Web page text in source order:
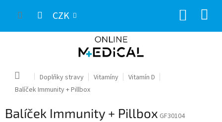
CZK
Domů Doplňky stravy Vitamíny
Vitamín D
Balíček Immunity + Pillbox
Balíček Immunity + Pillbox GF30104